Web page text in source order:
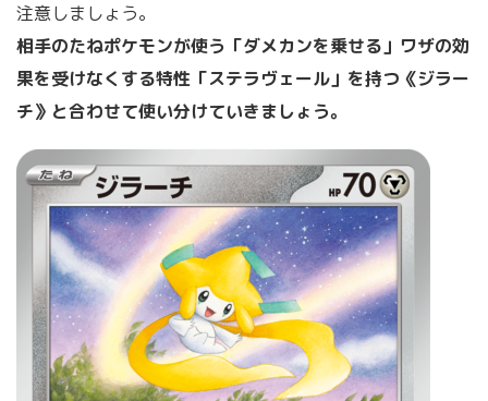
注意しましょう。
相手のたねポケモンが使う「ダメカンを乗せる」ワザの効
果を受けなくする特性「ステラヴェール」を持つ《ジラー
チ》と合わせて使い分けていきましょう。